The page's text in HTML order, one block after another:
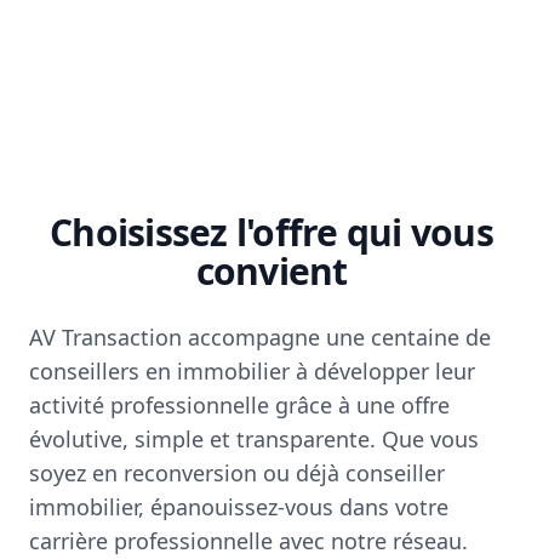
Choisissez l'offre qui vous
convient
AV Transaction accompagne une centaine de
conseillers en immobilier à développer leur
activité professionnelle grâce à une offre
évolutive, simple et transparente. Que vous
soyez en reconversion ou déjà conseiller
immobilier, épanouissez-vous dans votre
carrière professionnelle avec notre réseau.